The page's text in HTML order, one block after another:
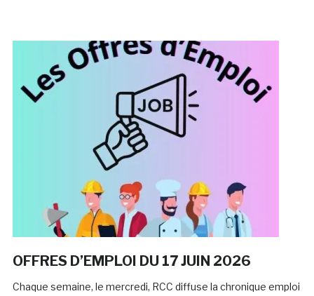
OFFRES D’EMPLOI DU 17 JUIN 2026
Chaque semaine, le mercredi, RCC diffuse la chronique emploi